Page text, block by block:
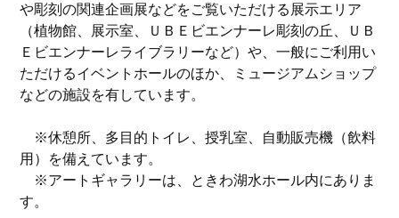
や彫刻の関連企画展などをご覧いただける展示エリア
（植物館、展示室、ＵＢＥビエンナーレ彫刻の丘、ＵＢ
Ｅビエンナーレライブラリーなど）や、一般にご利用い
ただけるイベントホールのほか、ミュージアムショップ
などの施設を有しています。
※休憩所、多目的トイレ、授乳室、自動販売機（飲料
用）を備えています。
※アートギャラリーは、ときわ湖水ホール内にありま
す。